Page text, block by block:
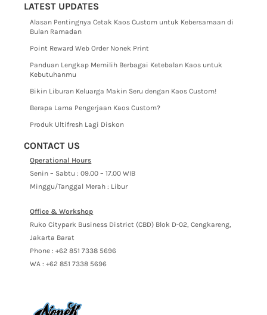
LATEST UPDATES
CONTACT US
Alasan Pentingnya Cetak Kaos Custom untuk Kebersamaan di
Bulan Ramadan
Point Reward Web Order Nonek Print
Panduan Lengkap Memilih Berbagai Ketebalan Kaos untuk
Kebutuhanmu
Bikin Liburan Keluarga Makin Seru dengan Kaos Custom!
Berapa Lama Pengerjaan Kaos Custom?
Produk Ultifresh Lagi Diskon
Operational Hours
Senin – Sabtu : 09.00 – 17.00 WIB
Minggu/Tanggal Merah : Libur
Office & Workshop
Ruko Citypark Business District (CBD) Blok D-02, Cengkareng,
Jakarta Barat
Phone : +62 851 7338 5696
WA : +62 851 7338 5696